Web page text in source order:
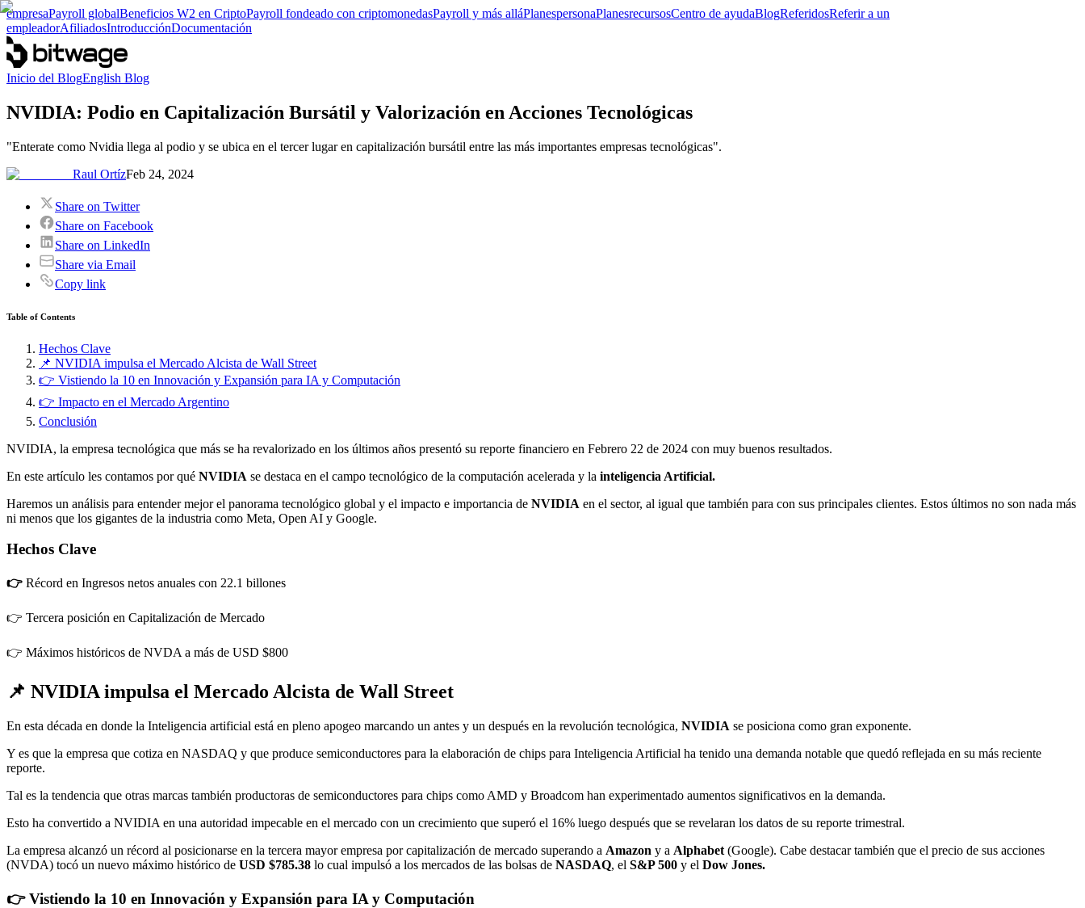
empresaPayroll globalBeneficios W2 en CriptoPayroll fondeado con criptomonedasPayroll y más alláPlanespersonaPlanesrecursosCentro de ayudaBlogReferidosReferir a un
empleadorAfiliadosIntroducciónDocumentación
Inicio del BlogEnglish Blog
NVIDIA: Podio en Capitalización Bursátil y Valorización en Acciones Tecnológicas
"Enterate como Nvidia llega al podio y se ubica en el tercer lugar en capitalización bursátil entre las más importantes empresas tecnológicas".
Raul OrtízFeb 24, 2024
Share on Twitter
Share on Facebook
Share on LinkedIn
Share via Email
Copy link
Table of Contents
Hechos Clave
📌 NVIDIA impulsa el Mercado Alcista de Wall Street
👉 Vistiendo la 10 en Innovación y Expansión para IA y Computación
👉 Impacto en el Mercado Argentino
Conclusión
NVIDIA, la empresa tecnológica que más se ha revalorizado en los últimos años presentó su reporte financiero en Febrero 22 de 2024 con muy buenos resultados.
En este artículo les contamos por qué NVIDIA se destaca en el campo tecnológico de la computación acelerada y la inteligencia Artificial.
Haremos un análisis para entender mejor el panorama tecnológico global y el impacto e importancia de NVIDIA en el sector, al igual que también para con sus principales clientes. Estos últimos no son nada más
ni menos que los gigantes de la industria como Meta, Open AI y Google.
Hechos Clave
👉 Récord en Ingresos netos anuales con 22.1 billones
👉 Tercera posición en Capitalización de Mercado
👉 Máximos históricos de NVDA a más de USD $800
📌 NVIDIA impulsa el Mercado Alcista de Wall Street
En esta década en donde la Inteligencia artificial está en pleno apogeo marcando un antes y un después en la revolución tecnológica, NVIDIA se posiciona como gran exponente.
Y es que la empresa que cotiza en NASDAQ y que produce semiconductores para la elaboración de chips para Inteligencia Artificial ha tenido una demanda notable que quedó reflejada en su más reciente
reporte.
Tal es la tendencia que otras marcas también productoras de semiconductores para chips como AMD y Broadcom han experimentado aumentos significativos en la demanda.
Esto ha convertido a NVIDIA en una autoridad impecable en el mercado con un crecimiento que superó el 16% luego después que se revelaran los datos de su reporte trimestral.
La empresa alcanzó un récord al posicionarse en la tercera mayor empresa por capitalización de mercado superando a Amazon y a Alphabet (Google). Cabe destacar también que el precio de sus acciones
(NVDA) tocó un nuevo máximo histórico de USD $785.38 lo cual impulsó a los mercados de las bolsas de NASDAQ, el S&P 500 y el Dow Jones.
👉 Vistiendo la 10 en Innovación y Expansión para IA y Computación